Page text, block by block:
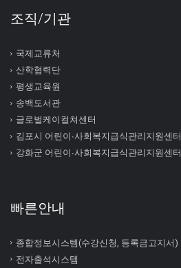
조직/기관
국제교류처
산학협력단
평생교육원
송백도서관
글로벌케이컬쳐센터
김포시 어린이∙사회복지급식관리지원센터
강화군 어린이∙사회복지급식관리지원센터
빠른안내
종합정보시스템(수강신청, 등록금고지서)
전자출석시스템